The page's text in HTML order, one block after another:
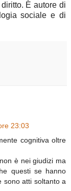
È autore di
sociale e di
23:03
cognitiva oltre
è nei giudizi ma
questi se hanno
sono atti soltanto a